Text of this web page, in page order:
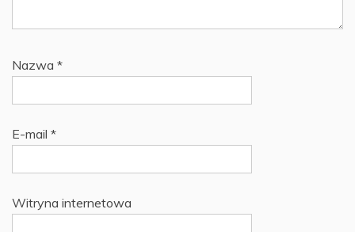
Nazwa *
E-mail *
Witryna internetowa